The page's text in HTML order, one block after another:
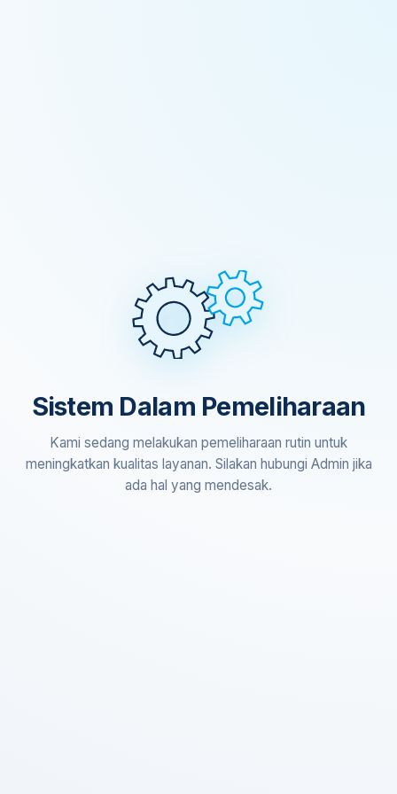
Sistem Dalam Pemeliharaan
Kami sedang melakukan pemeliharaan rutin untuk
meningkatkan kualitas layanan. Silakan hubungi Admin jika
ada hal yang mendesak.